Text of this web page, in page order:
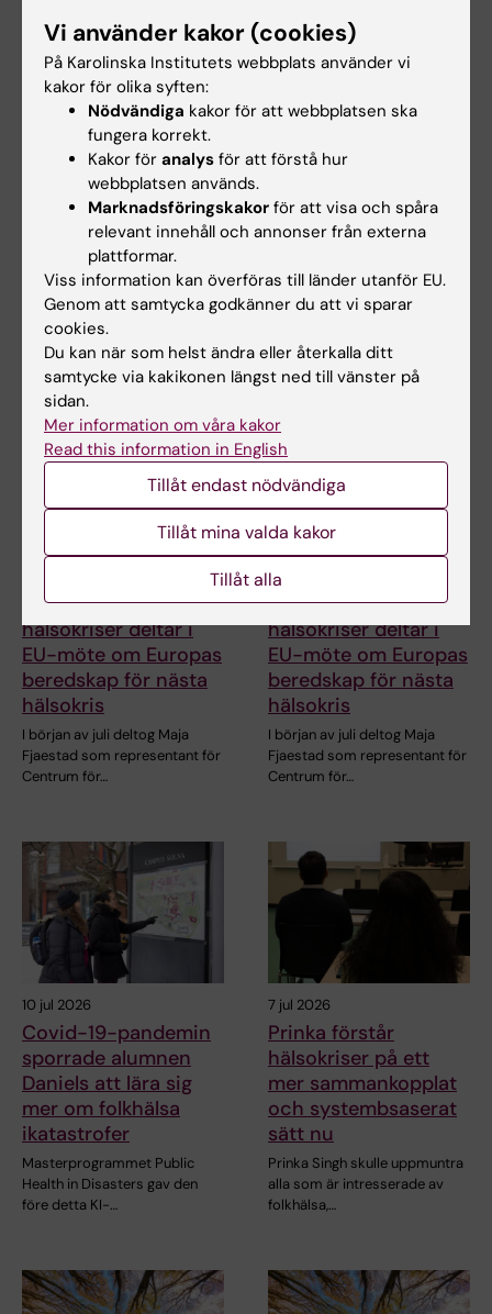
Tags
Internationellt Student
Uppdaterad av:
Emma Hägg 2019-09-04
Dela
Relaterade artiklar
Centrum för
hälsokriser deltar i
EU-möte om Europas
beredskap för nästa
hälsokris
I början av juli deltog Maja
Fjaestad som representant för
Centrum för…
14 jul 2026
Centrum för
hälsokriser deltar i
EU-möte om Europas
beredskap för nästa
hälsokris
I början av juli deltog Maja
Fjaestad som representant för
Centrum för…
10 jul 2026
Covid-19-pandemin
sporrade alumnen
Daniels att lära sig
mer om folkhälsa
ikatastrofer
Masterprogrammet Public
Health in Disasters gav den
före detta KI-…
7 jul 2026
Prinka förstår
hälsokriser på ett
mer sammankopplat
och systembsaserat
sätt nu
Prinka Singh skulle uppmuntra
alla som är intresserade av
folkhälsa,…
Vi använder kakor (cookies)
På Karolinska Institutets webbplats använder vi
kakor för olika syften:
Nödvändiga kakor för att webbplatsen ska
fungera korrekt.
Kakor för analys för att förstå hur
webbplatsen används.
Marknadsföringskakor för att visa och spåra
relevant innehåll och annonser från externa
plattformar.
Viss information kan överföras till länder utanför EU.
Genom att samtycka godkänner du att vi sparar
cookies.
Du kan när som helst ändra eller återkalla ditt
samtycke via kakikonen längst ned till vänster på
sidan.
Mer information om våra kakor
Read this information in English
Tillåt endast nödvändiga
Tillåt mina valda kakor
Tillåt alla